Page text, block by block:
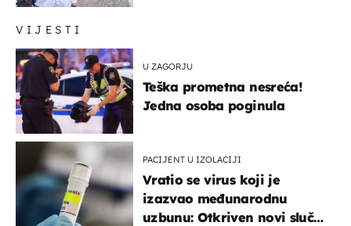
VIJESTI
U ZAGORJU
Teška prometna nesreća!
Jedna osoba poginula
PACIJENT U IZOLACIJI
Vratio se virus koji je
izazvao međunarodnu
uzbunu: Otkriven novi slučaj